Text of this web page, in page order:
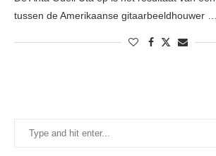
tussen de Amerikaanse gitaarbeeldhouwer …